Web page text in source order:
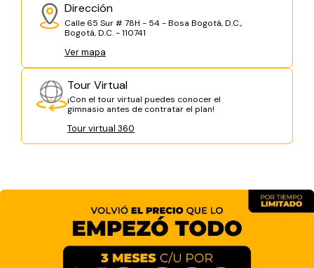
Dirección
Calle 65 Sur # 78H - 54 - Bosa Bogotá, D.C.,
Bogotá, D.C. - 110741
Ver mapa
Tour Virtual
¡Con el tour virtual puedes conocer el
gimnasio antes de contratar el plan!
Tour virtual 360